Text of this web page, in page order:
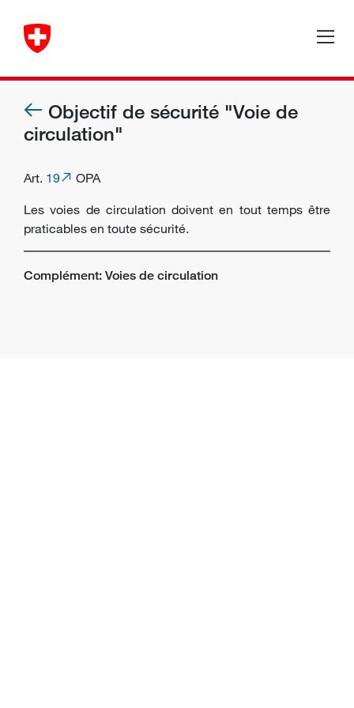
Objectif de sécurité "Voie de
circulation"
Art. 19
OPA
Les voies de circulation doivent en tout temps être
praticables en toute sécurité.
Complément: Voies de circulation